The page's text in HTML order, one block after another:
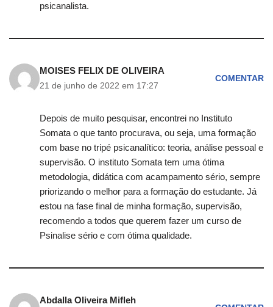
psicanalista.
MOISES FELIX DE OLIVEIRA
21 de junho de 2022 em 17:27
COMENTAR
Depois de muito pesquisar, encontrei no Instituto
Somata o que tanto procurava, ou seja, uma formação
com base no tripé psicanalítico: teoria, análise pessoal e
supervisão. O instituto Somata tem uma ótima
metodologia, didática com acampamento sério, sempre
priorizando o melhor para a formação do estudante. Já
estou na fase final de minha formação, supervisão,
recomendo a todos que querem fazer um curso de
Psinalise sério e com ótima qualidade.
Abdalla Oliveira Mifleh